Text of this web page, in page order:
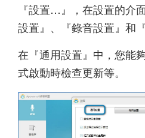
『設置…』，在設置的介
設置』、『錄音設置』和
在『通用設置』中，您能
式啟動時檢查更新等。